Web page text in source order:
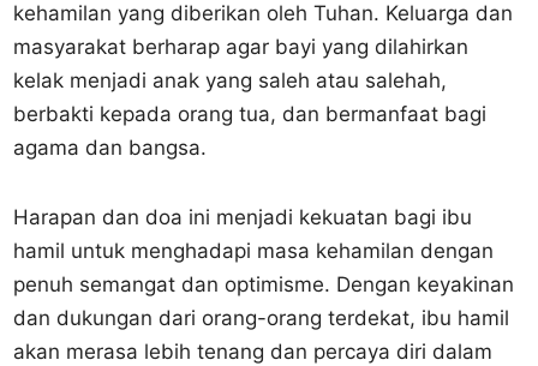
kehamilan yang diberikan oleh Tuhan. Keluarga dan
masyarakat berharap agar bayi yang dilahirkan
kelak menjadi anak yang saleh atau salehah,
berbakti kepada orang tua, dan bermanfaat bagi
agama dan bangsa.
Harapan dan doa ini menjadi kekuatan bagi ibu
hamil untuk menghadapi masa kehamilan dengan
penuh semangat dan optimisme. Dengan keyakinan
dan dukungan dari orang-orang terdekat, ibu hamil
akan merasa lebih tenang dan percaya diri dalam